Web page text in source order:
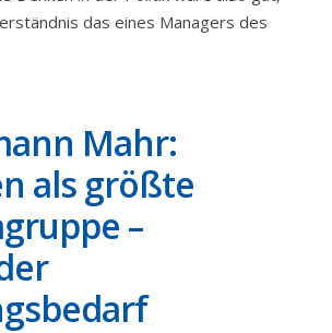
das eines Managers des
Mahr:
als größte
–